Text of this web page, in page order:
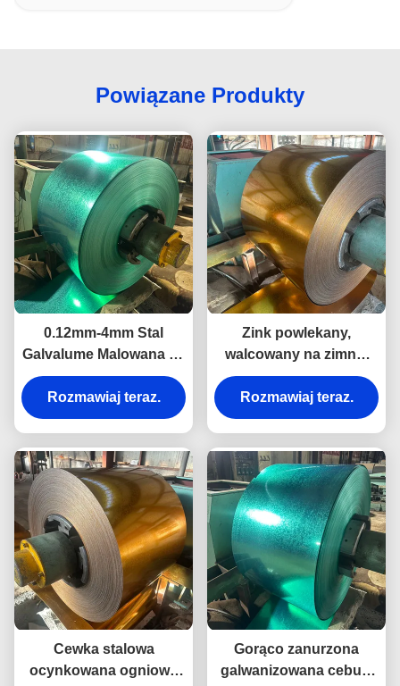
Powiązane Produkty
0.12mm-4mm Stal
Galvalume Malowana na
zimno i gorąco
walcowana do
budownictwa
Rozmawiaj teraz.
Zink powlekany,
walcowany na zimno,
malowany arkusz
metalowy, cewki
ścienne, budownictwo,
Rozmawiaj teraz.
Cewka stalowa
ocynkowana ogniowo
Gorąco zanurzona
galwanizowana cebula